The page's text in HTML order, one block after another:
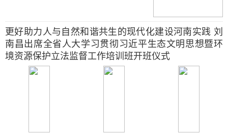
更好助力人与自然和谐共生的现代化建设河南实践 刘
南昌出席全省人大学习贯彻习近平生态文明思想暨环
境资源保护立法监督工作培训班开班仪式